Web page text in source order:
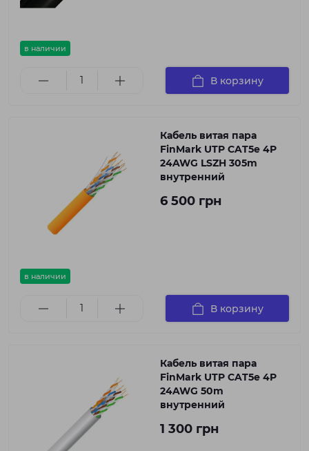
в наличии
В корзину
в наличии
Кабель витая пара
FinMark UTP CAT5e 4P
24AWG LSZH 305m
внутренний
6 500 грн
В корзину
Кабель витая пара
FinMark UTP CAT5e 4P
24AWG 50m
внутренний
1 300 грн